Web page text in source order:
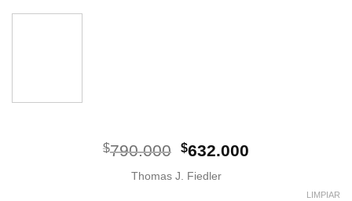
$790.000 El
original
$632.000
Thomas J. Fiedler
LIMPIAR